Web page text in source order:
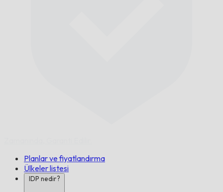
Planlar ve fiyatlandırma
Ülkeler listesi
IDP nedir?